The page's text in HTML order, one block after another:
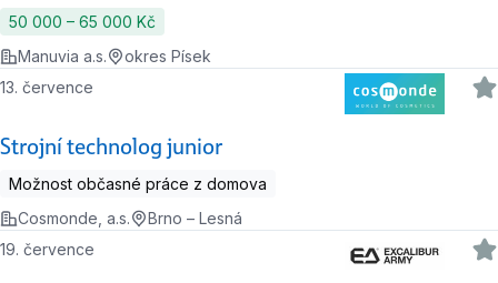
50 000 ‍–‍ 65 000 Kč
Manuvia a.s.
okres Písek
Strojní technolog junior
13. července
Možnost občasné práce z domova
Cosmonde, a.s.
Brno – Lesná
19. července